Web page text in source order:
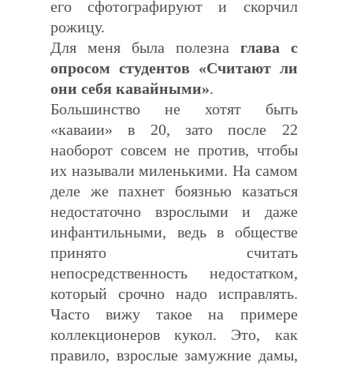
его сфотографируют и скорчил
рожицу.
Для меня была полезна глава с
опросом студентов «Считают ли
они себя кавайными».
Большинство не хотят быть
«каваии» в 20, зато после 22
наоборот совсем не против, чтобы
их называли миленькими. На самом
деле же пахнет боязнью казаться
недостаточно взрослыми и даже
инфантильными, ведь в обществе
принято считать
непосредственность недостатком,
который срочно надо исправлять.
Часто вижу такое на примере
коллекционеров кукол. Это, как
правило, взрослые замужние дамы,